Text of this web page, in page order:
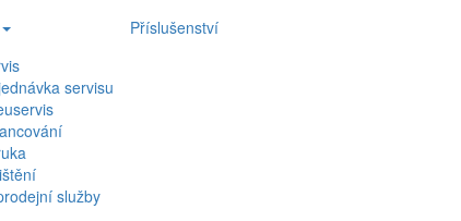
servisu
služby
Příslušenství